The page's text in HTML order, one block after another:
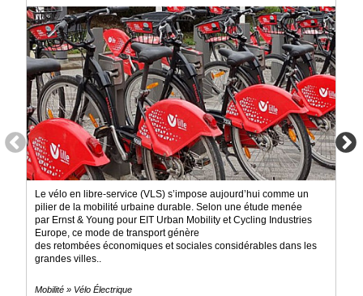
Le vélo en libre-service (VLS) s’impose aujourd’hui comme un
pilier de la mobilité urbaine durable. Selon une étude menée
par Ernst & Young pour EIT Urban Mobility et Cycling Industries
Europe, ce mode de transport génère
des retombées économiques et sociales considérables dans les
grandes villes..
Mobilité » Vélo Électrique